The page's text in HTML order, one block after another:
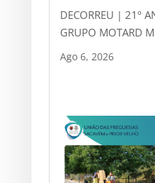
DECORREU | 21º
GRUPO MOTARD
Ago 6, 2026